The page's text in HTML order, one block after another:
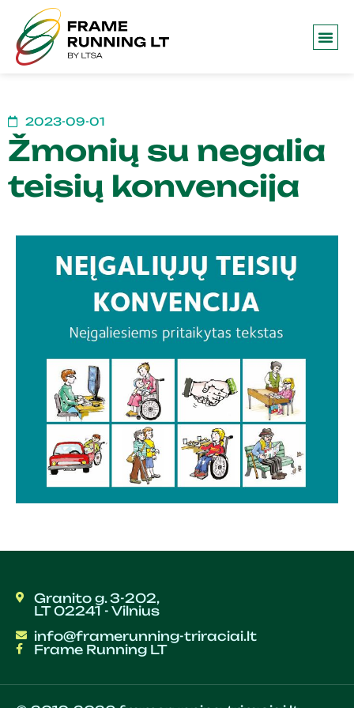
2023-09-01
Žmonių su negalia
teisių konvencija
Granito g. 3-202,
LT 02241 - Vilnius
info@framerunning-triraciai.lt
Frame Running LT